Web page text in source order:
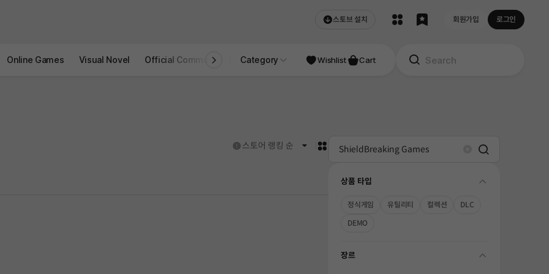
스토브 설치 회원가입 로그인
Online Games Visual Novel Official Community STOVE INDIE Studio
Category Wishlist Cart
도움말
스토어 랭킹 순 카드형 ClearSearch
상품 타입 folding
정식게임 유틸리티 컬렉션
DLC
DEMO
장르 folding